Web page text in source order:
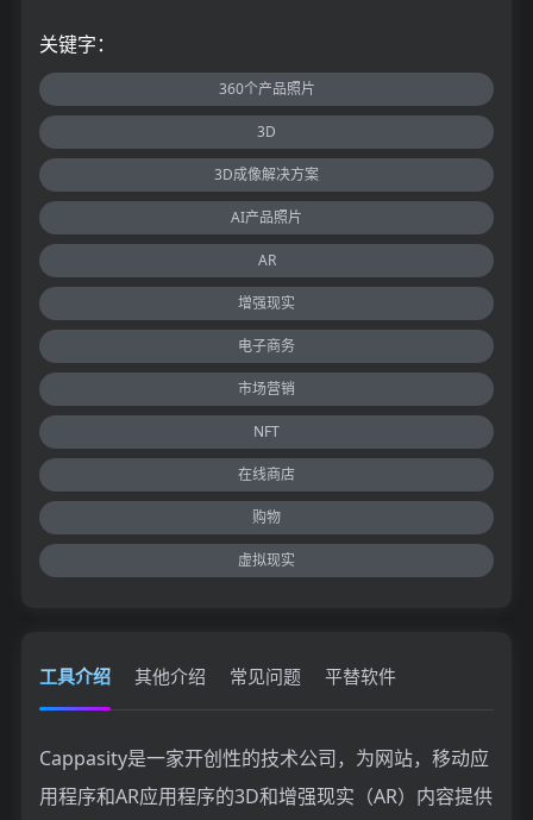
关键字：
360个产品照片
3D
3D成像解决方案
AI产品照片
AR
增强现实
电子商务
市场营销
NFT
在线商店
购物
虚拟现实
工具介绍 其他介绍 常见问题 平替软件
Cappasity是一家开创性的技术公司，为网站，移动应
用程序和AR应用程序的3D和增强现实（AR）内容提供